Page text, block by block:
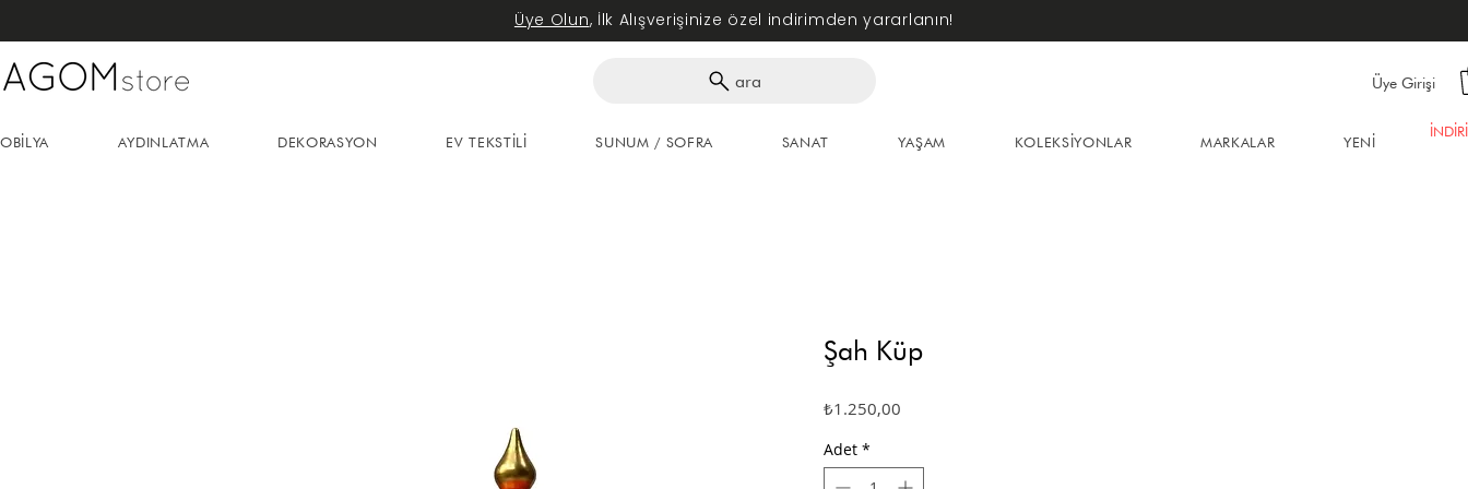
Üye Olun, İlk Alışverişinize özel indirimden yararlanın!
Üye Girişi
ara
Şah Küp
₺1.250,00Fiyat
Adet *
AYDINLATMA DEKORASYON EV TEKSTİLİ SUNUM / SOFRA SANAT YAŞAM KOLEKSİYONLAR MARKALAR YENİ